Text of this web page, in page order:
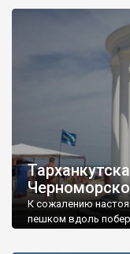
К сожалению
пешком вдоль